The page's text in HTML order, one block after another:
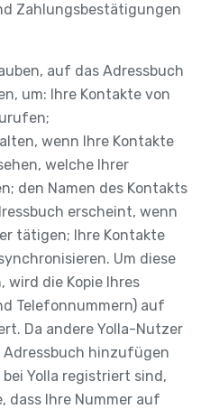
Zahlungsbestätigungen
auf das Adressbuch
um: Ihre Kontakte von
wenn Ihre Kontakte
welche Ihrer
den Namen des Kontakts
erscheint, wenn
tätigen; Ihre Kontakte
Um diese
wird die Kopie Ihres
Telefonnummern) auf
Da andere Yolla-Nutzer
Adressbuch hinzufügen
Yolla registriert sind,
dass Ihre Nummer auf